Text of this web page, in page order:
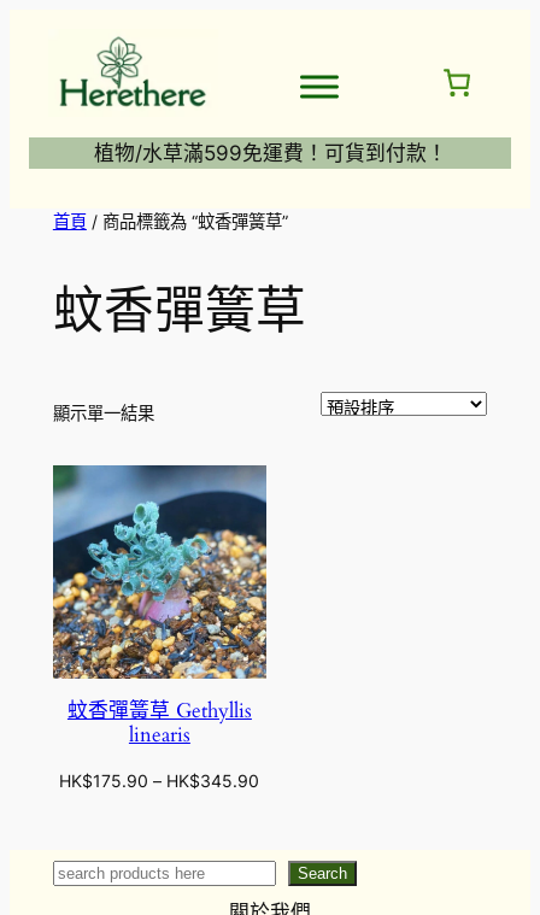
植物/水草滿599免運費！可貨到付款！
首頁/ 商品標籤為 “蚊香彈簧草”
蚊香彈簧草
顯示單一結果
蚊香彈簧草 Gethyllis
linearis
HK$175.90 – HK$345.90
圍
：
Search Search